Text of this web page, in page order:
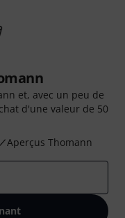
et, avec un peu de
d'une valeur de 50
Aperçus Thomann